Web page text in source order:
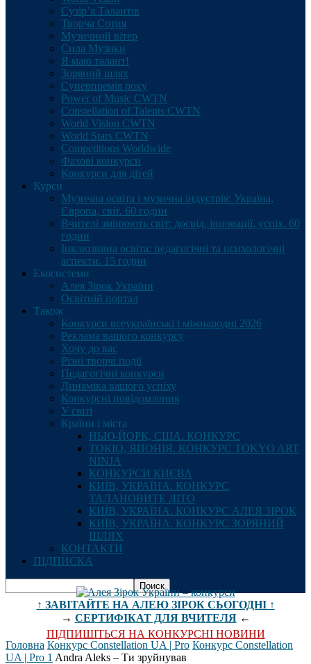
Сузір’я Талантів
Творча Сотня
Музичний вітер
Сила Музики
Я маю талант!
Зоряний шлях
Суперпремія року
Power of Music CWTN
Constellation of Talents CWTN
World Vision CWTN
World Stars CWTN
Competitions Worldwide
Фахові конкурси
Конкурси для дітей
Курси
Музична освіта і музична індустрія: Україна,
Європа, світ. 60 годин
Вчителі змінюють світ: досвід, інновації, успіх. 60
годин
Інклюзивна освіта: педагогічні та психологічні
аспекти. 15 годин
Екосистеми
Алея Зірок України
Освітній портал
Також
Конкурси всеукраїнські і міжнародні 2026
Реклама вашого конкурсу
Хочу до вас
Різні творчі події
Педагогічні конкурси
Динаміка вашого успіху
Конкурсні повідомлення
У світі
Країни і міста
НЬЮ-ЙОРК, США. КОНКУРС
ТОКІО, ЯПОНІЯ. КОНКУРС TOKYO ART
NINJA
КОНКУРСИ КИЄВА
КИЇВ, УКРАЇНА. КОНКУРС
ТАЛАНОВИТЕ ЛІТО
КИЇВ, УКРАЇНА. КОНКУРС АЛЕЯ ЗІРОК
КИЇВ, УКРАЇНА. КОНКУРС ЗОРЯНИЙ
ШЛЯХ
КОНТАКТИ
ПІДПИСКА
↑ ЗАВІТАЙТЕ НА АЛЕЮ ЗІРОК СЬОГОДНІ ↑
→ СЕРТИФІКАТ ДЛЯ ВЧИТЕЛЯ←
ПІДПИШІТЬСЯ НА КОНКУРСНІ НОВИНИ
Головна Конкурс Constellation UA | Pro Конкурс Constellation
UA | Pro 1 Andra Aleks – Ти зруйнував